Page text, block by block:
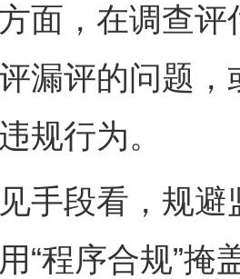
面，在调查
漏评的问题，
规行为。
段看，规避
“程序合规”掩